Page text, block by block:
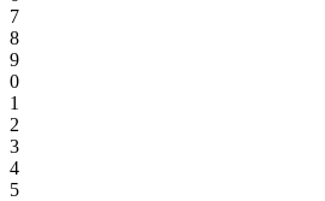
7
8
9
0
1
2
3
4
5